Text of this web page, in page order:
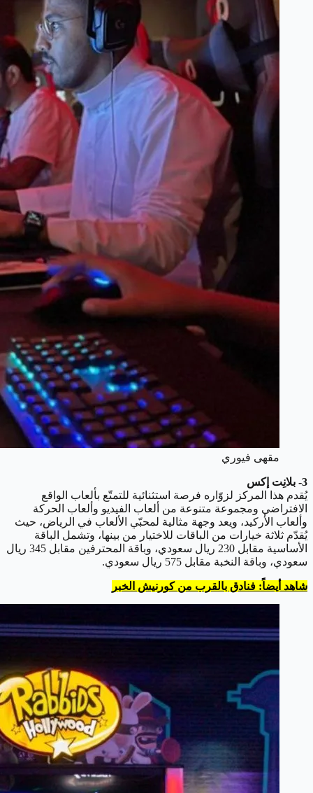
مقهى فيوري
3- بلانِت إكس
يُقدم هذا المركز لزوّاره فرصة استثنائية للتمتّع بألعاب الواقع
الافتراضي ومجموعة متنوعة من ألعاب الفيديو وألعاب الحركة
وألعاب الأركيد، ويعد وجهة مثالية لمحبّي الألعاب في الرياض، حيث
يُقدّم ثلاثة خيارات من الباقات للاختيار من بينها، وتشمل الباقة
الأساسية مقابل 230 ريال سعودي، وباقة المحترفين مقابل 345 ريال
سعودي، وباقة النخبة مقابل 575 ريال سعودي.
شاهد أيضاً: فنادق بالقرب من كورنيش الخبر